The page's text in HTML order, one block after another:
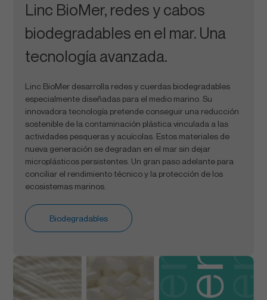
Linc BioMer, redes y cabos
biodegradables en el mar. Una
tecnología avanzada.
Linc BioMer desarrolla redes y cuerdas biodegradables
especialmente diseñadas para el medio marino. Su
innovadora tecnología pretende conseguir una reducción
sostenible de la contaminación plástica vinculada a las
actividades pesqueras y acuícolas. Estos materiales de
nueva generación se degradan en el mar sin dejar
microplásticos persistentes. Un gran paso adelante para
conciliar el rendimiento técnico y la protección de los
ecosistemas marinos.
Biodegradables